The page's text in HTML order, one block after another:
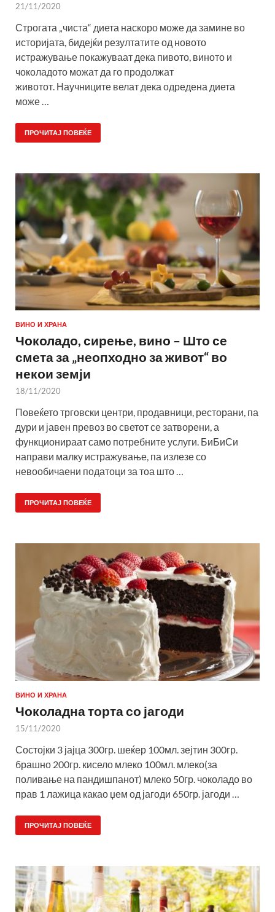
21/11/2020
Строгата „чиста“ диета наскоро може да замине во
историјата, бидејќи резултатите од новото
истражување покажуваат дека пивото, виното и
чоколадото можат да го продолжат
животот. Научниците велат дека одредена диета
може …
ПРОЧИТАЈ ПОВЕЌЕ
ВИНО И ХРАНА
Чоколадо, сирење, вино – Што се
смета за „неопходно за живот“ во
некои земји
18/11/2020
Повеќето трговски центри, продавници, ресторани, па
дури и јавен превоз во светот се затворени, а
функционираат само потребните услуги. БиБиСи
направи малку истражување, па излезе со
невообичаени податоци за тоа што …
ПРОЧИТАЈ ПОВЕЌЕ
ВИНО И ХРАНА
Чоколадна торта со јагоди
15/11/2020
Состојки 3 јајца 300гр. шеќер 100мл. зејтин 300гр.
брашно 200гр. кисело млеко 100мл. млеко(за
поливање на пандишпанот) млеко 50гр. чоколадо во
прав 1 лажица какао џем од јагоди 650гр. јагоди …
ПРОЧИТАЈ ПОВЕЌЕ